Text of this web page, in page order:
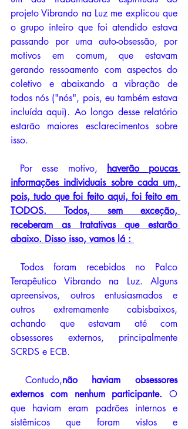
projeto Vibrando na Luz me explicou que
o grupo inteiro que foi atendido estava
passando por uma auto-obsessão, por
motivos em comum, que estavam
gerando ressoamento com aspectos do
coletivo e abaixando a vibração de
todos nós ("nós", pois, eu também estava
incluída aqui). Ao longo desse relatório
estarão maiores esclarecimentos sobre
isso.
Por esse motivo,
haverão poucas
informações individuais sobre cada um,
pois, tudo que foi feito aqui, foi feito em
TODOS. Todos, sem exceção,
receberam as tratativas que estarão
abaixo. Disso isso, vamos lá :
Terapêutico Vibrando na Luz. Alguns
apreensivos, outros entusiasmados e
outros extremamente cabisbaixos,
achando que estavam até com
obsessores externos, principalmente
SCRDS e ECB.
Contudo,não haviam obsessores
externos com nenhum participante. O
que
haviam eram padrões internos e
sistêmicos que foram vistos e